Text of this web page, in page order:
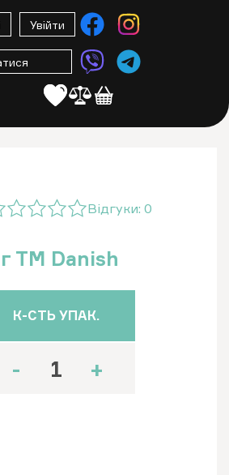
Увійти
Відгуки: 0
ТМ Danish
К-СТЬ УПАК.
- +